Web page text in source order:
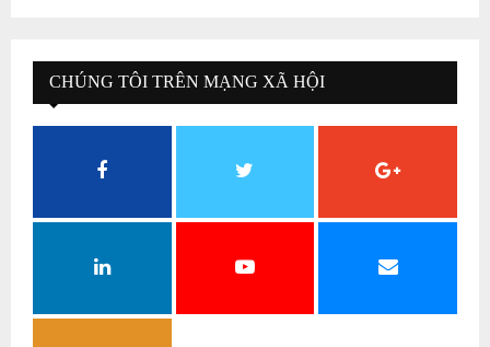
CHÚNG TÔI TRÊN MẠNG XÃ HỘI